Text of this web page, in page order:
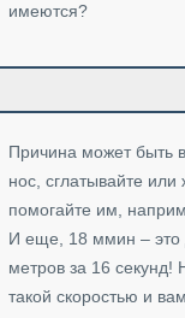
имеются?
Причина может быть
нос, сглатывайте
помогайте им,
И еще, 18 ммин – это
метров за 16 секунд!
такой скоростью и